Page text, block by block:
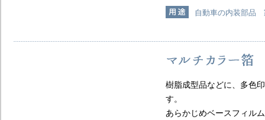
自動車の内装部
樹脂成型品などに、多色
す。
あらかじめベースフィル